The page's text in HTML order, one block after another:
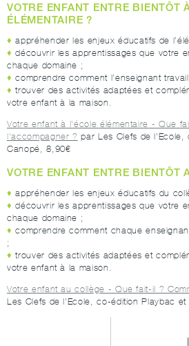
VOTRE ENFANT ENTRE BIENTÔT
ÉLÉMENTAIRE ?
appréhender les enjeux éducatifs de
découvrir les apprentissages que votre
chaque domaine ;
comprendre comment l’enseignant
trouver des activités adaptées et
votre enfant à la maison.
Votre enfant à l'école élémentaire - Que
l'accompagner ? par Les Clefs de l'Ecole,
Canopé, 8,90€
VOTRE ENFANT ENTRE BIENTÔT
appréhender les enjeux éducatifs du
découvrir les apprentissages que votre
chaque domaine ;
comprendre comment chaque
;
trouver des activités adaptées et
votre enfant à la maison.
Votre enfant au collège - Que fait-il ?
Les Clefs de l'Ecole, co-édition Playbac